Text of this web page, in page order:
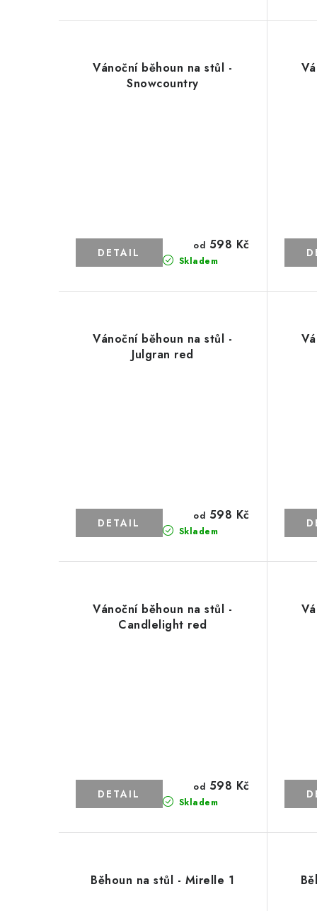
Vánoční běhoun na stůl -
Snowcountry
Skladem
od 598 Kč
Vánoční běhoun na stůl -
Julgran red
Skladem
od 598 Kč
Vánoční běhoun na stůl -
Candlelight red
Skladem
od 598 Kč
Běhoun na stůl - Mirelle 1